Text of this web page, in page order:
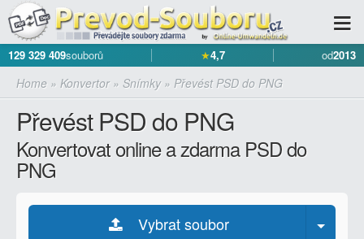
129 329 409souborů ★4,7 od2013
Home » Konvertor» Snímky» Převést PSD do PNG
Převést PSD do PNG
Konvertovat online a zdarma PSD do
PNG
Vybrat soubor